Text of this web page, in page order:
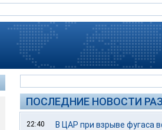
ПОСЛЕДНИЕ НОВОСТИ
22:40
В ЦАР при взрыве фугаса